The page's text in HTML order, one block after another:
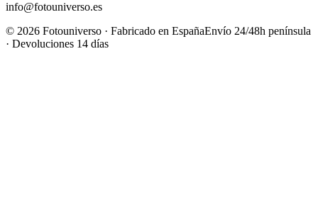
info@fotouniverso.es
© 2026 Fotouniverso · Fabricado en EspañaEnvío 24/48h península
· Devoluciones 14 días